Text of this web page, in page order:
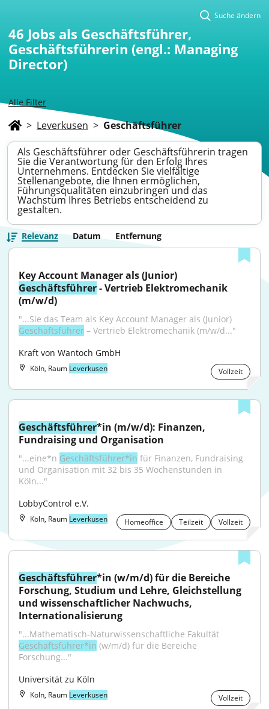
Alle Filter
Suche ändern
46 Jobs als Geschäftsführer,
Geschäftsführerin (engl.: Managing
Director)
> Leverkusen > Geschäftsführer
Als Geschäftsführer oder Geschäftsführerin tragen
Sie die Verantwortung für den Erfolg Ihres
Unternehmens. Entdecken Sie vielfältige
Stellenangebote, die Ihnen ermöglichen,
Führungsqualitäten einzubringen und das
Wachstum Ihres Betriebs entscheidend zu
gestalten.
Relevanz Datum Entfernung
Geschäftsführer - Vertrieb Elektromechanik
(m/w/d)
Geschäftsführer – Vertrieb Elektromechanik (m/w/d..."
Kraft von Wantoch GmbH
Köln, Raum Leverkusen Vollzeit
Geschäftsführer*in (m/w/d): Finanzen,
Fundraising und Organisation
"...eine*n Geschäftsführer*in für Finanzen, Fundraising
und Organisation mit 32 bis 35 Wochenstunden in
Köln..."
LobbyControl e.V.
Köln, Raum Leverkusen Homeoffice Teilzeit Vollzeit
Geschäftsführer*in (w/m/d) für die Bereiche
Forschung, Studium und Lehre, Gleichstellung
und wissenschaftlicher Nachwuchs,
Internationalisierung
Geschäftsführer*in (w/m/d) für die Bereiche
Forschung..."
Universität zu Köln
Köln, Raum Leverkusen Vollzeit